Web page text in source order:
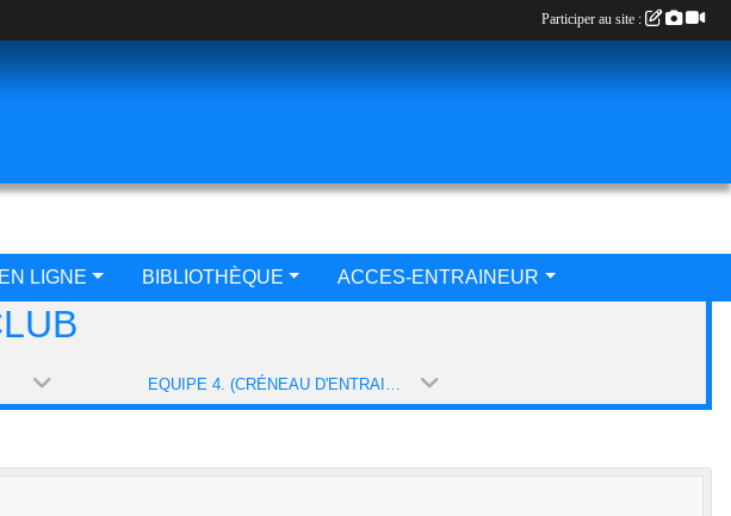
LIGNE BIBLIOTHÈQUE ACCES-ENTRAINEUR
EQUIPE 4. (CRÉNEAU D'ENTRAINEMENT 20H15-21H15) (SAISON 2020-2021)
Participer au site :